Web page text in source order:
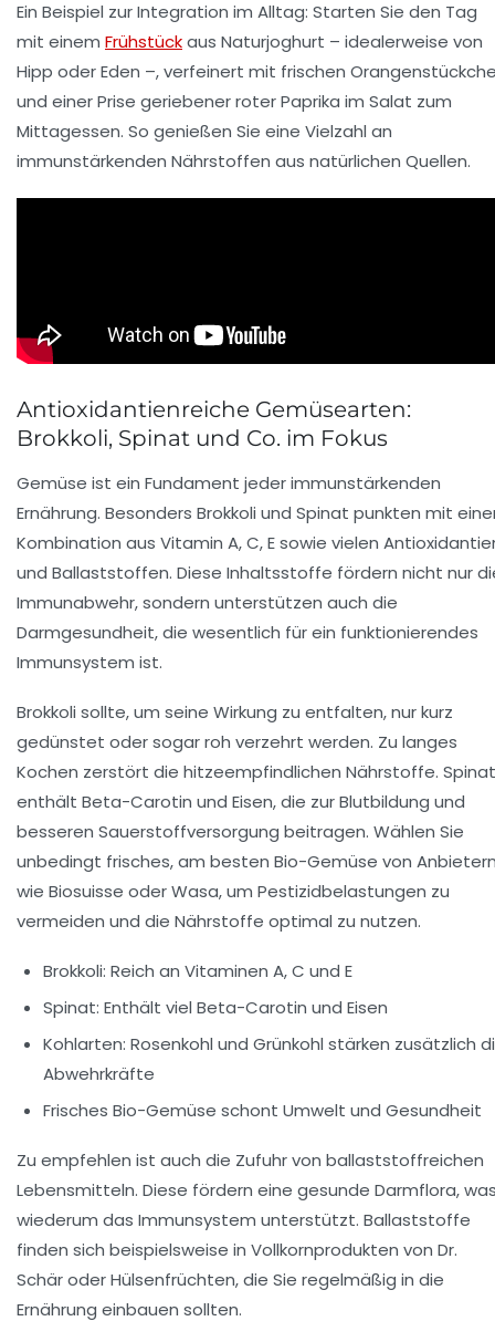
Ein Beispiel zur Integration im Alltag: Starten Sie den Tag
mit einem Frühstückaus Naturjoghurt – idealerweise von
Hipp oderEden –, verfeinert mit frischen
und einer Prise geriebener roter Paprika im Salat zum
Mittagessen. So genießen Sie eine Vielzahl an
immunstärkenden Nährstoffen aus natürlichen Quellen.
Antioxidantienreiche Gemüsearten:
Brokkoli, Spinat und Co. im Fokus
Gemüse ist ein Fundament jeder immunstärkenden
Ernährung. Besonders Brokkoli und Spinat punkten mit
Kombination aus Vitamin A, C, E sowie vielen
und Ballaststoffen. Diese Inhaltsstoffe fördern nicht nur
Immunabwehr, sondern unterstützen auch die
Darmgesundheit, die wesentlich für ein funktionierendes
Immunsystem ist.
Brokkoli sollte, um seine Wirkung zu entfalten, nur kurz
gedünstet oder sogar roh verzehrt werden. Zu langes
Kochen zerstört die hitzeempfindlichen Nährstoffe. Spinat
enthält Beta-Carotin und Eisen, die zur Blutbildung und
besseren Sauerstoffversorgung beitragen. Wählen Sie
unbedingt frisches, am besten Bio-Gemüse von
wie Biosuisse oderWasa, um Pestizidbelastungen zu
vermeiden und die Nährstoffe optimal zu nutzen.
Brokkoli: Reich an Vitaminen A, C und E
Spinat: Enthält viel Beta-Carotin und Eisen
Kohlarten: Rosenkohl und Grünkohl stärken zusätzlich
Abwehrkräfte
Frisches Bio-Gemüse schont Umwelt und Gesundheit
Zu empfehlen ist auch die Zufuhr von ballaststoffreichen
Lebensmitteln. Diese fördern eine gesunde Darmflora,
wiederum das Immunsystem unterstützt. Ballaststoffe
finden sich beispielsweise in Vollkornprodukten von Dr.
Schäroder Hülsenfrüchten, die Sie regelmäßig in die
Ernährung einbauen sollten.